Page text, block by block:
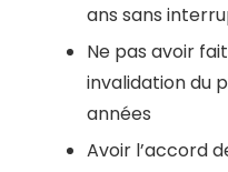
ans sans
Ne pas avoir
invalidation du
années
Avoir l’accord